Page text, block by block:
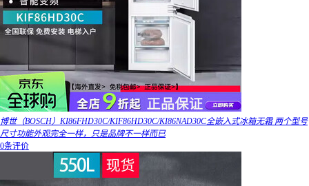
博世（BOSCH）KI86FHD30C/KIF86HD30C/KI86NAD30C全嵌入式冰箱无霜 两个型号
尺寸功能外观完全一样，只是品牌不一样而已
0条评价